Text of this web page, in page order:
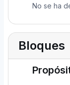
No se ha
Bloques